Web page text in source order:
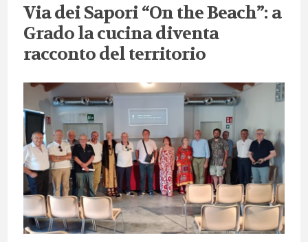
Via dei Sapori “On the Beach”: a
Grado la cucina diventa
racconto del territorio